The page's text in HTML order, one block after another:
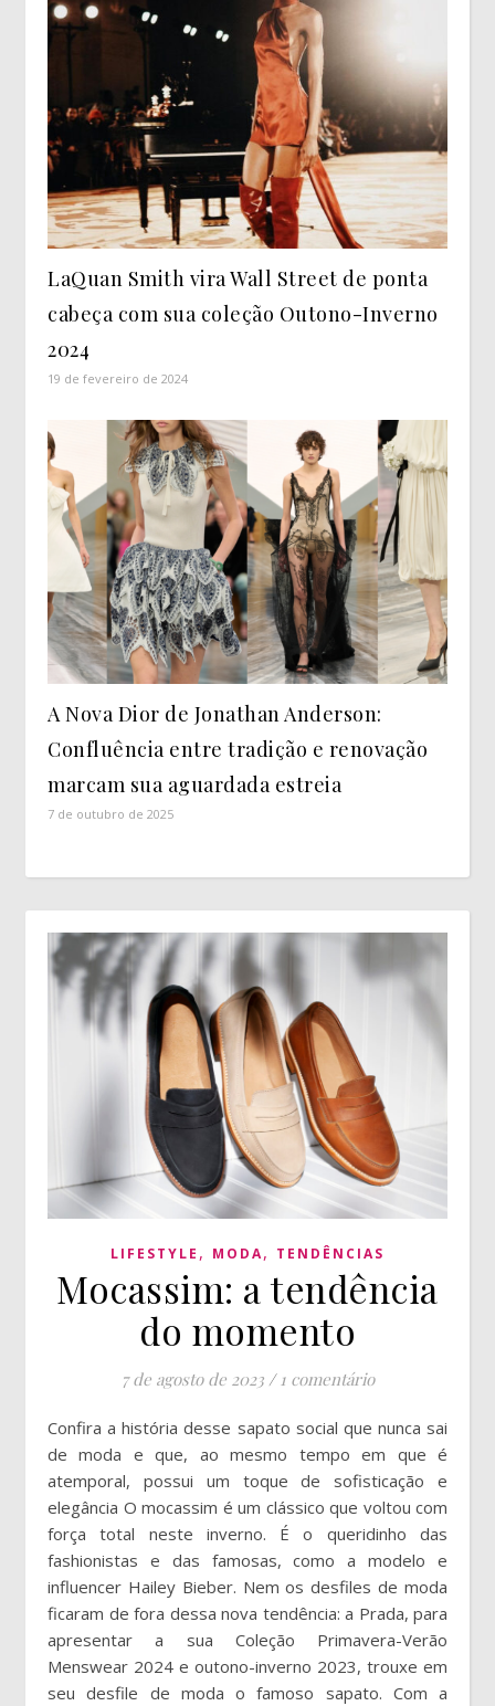
LaQuan Smith vira Wall Street de ponta
cabeça com sua coleção Outono-Inverno
2024
19 de fevereiro de 2024
A Nova Dior de Jonathan Anderson:
Confluência entre tradição e renovação
marcam sua aguardada estreia
7 de outubro de 2025
LIFESTYLE , MODA, TENDÊNCIAS
Mocassim: a tendência
do momento
7 de agosto de 2023 / 1 comentário
Confira a história desse sapato social que nunca sai
de moda e que, ao mesmo tempo em que é
atemporal, possui um toque de sofisticação e
elegância O mocassim é um clássico que voltou com
força total neste inverno. É o queridinho das
fashionistas e das famosas, como a modelo e
influencer Hailey Bieber. Nem os desfiles de moda
ficaram de fora dessa nova tendência: a Prada, para
apresentar a sua Coleção Primavera-Verão
Menswear 2024 e outono-inverno 2023, trouxe em
seu desfile de moda o famoso sapato. Com a